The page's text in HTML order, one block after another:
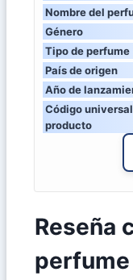
Nombre del
Género
Tipo de perfume
País de origen
Año de
Código
producto
Reseña